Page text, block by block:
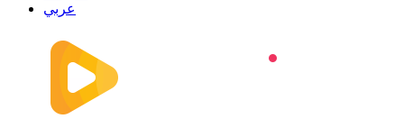
عربي